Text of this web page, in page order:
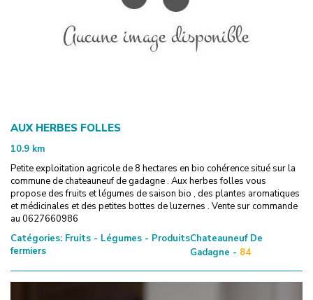
AUX HERBES FOLLES
10.9 km
Petite exploitation agricole de 8 hectares en bio cohérence situé sur la
commune de chateauneuf de gadagne . Aux herbes folles vous
propose des fruits et légumes de saison bio , des plantes aromatiques
et médicinales et des petites bottes de luzernes . Vente sur commande
au 0627660986
Catégories: Fruits - Légumes - Produits
fermiers
Chateauneuf De
Gadagne - 84